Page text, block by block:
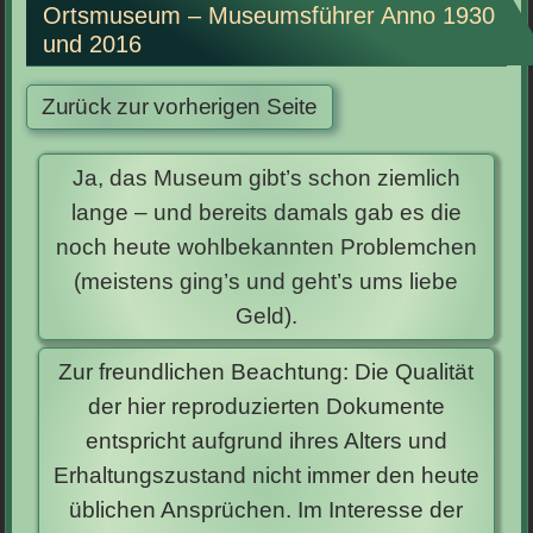
Ortsmuseum – Museumsführer Anno 1930
und 2016
Ja, das Museum gibt’s schon ziemlich
lange – und bereits damals gab es die
noch heute wohlbekannten Problemchen
(meistens ging’s und geht’s ums liebe
Geld).
Zur freundlichen Beachtung: Die Qualität
der hier reproduzierten Dokumente
entspricht aufgrund ihres Alters und
Erhaltungszustand nicht immer den heute
üblichen Ansprüchen. Im Interesse der